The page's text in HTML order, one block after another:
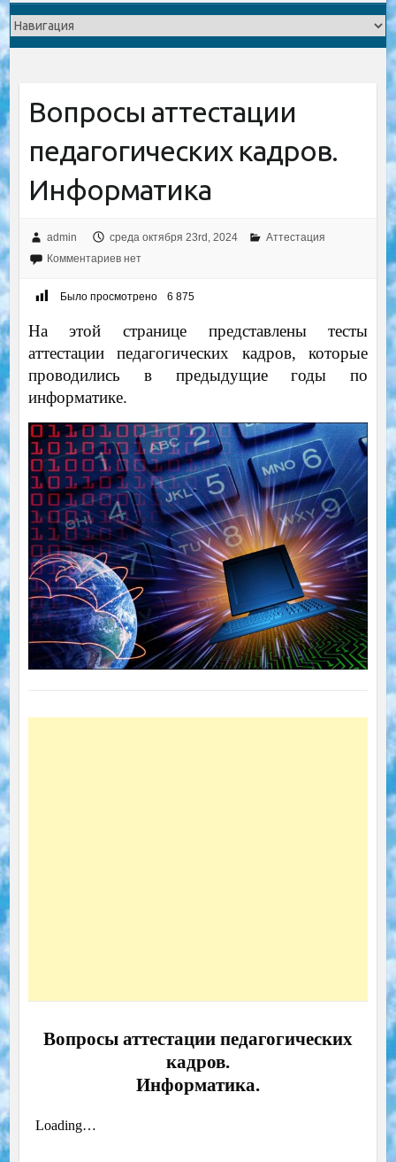
Вопросы аттестации
педагогических кадров.
Информатика
admin среда октября 23rd, 2024
Аттестация
Комментариев нет
Было просмотрено 6 875
На этой странице представлены тесты
аттестации педагогических кадров, которые
проводились в предыдущие годы по
информатике.
Вопросы аттестации педагогических
кадров.
Информатика.